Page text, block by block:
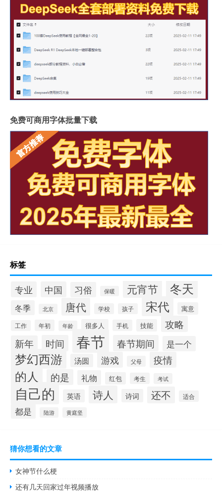
免费可商用字体批量下载
标签
专业 中国 习俗 保暖 元宵节 冬天
冬季 北京 唐代 学校 孩子 宋代 寓意
工作 年初 年龄 很多人 手机 技能 攻略
新年 时间 春节 春节期间 是一个
梦幻西游 汤圆 游戏 父母 疫情
的人 的是 礼物 红包 考生 考试
自己的 英语 诗人 诗词 还不 适合
都是 陆游 黄庭坚
猜你想看的文章
女神节什么梗
还有几天回家过年视频播放